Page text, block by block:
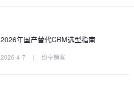
2026年国产替代CRM选型指南
2026-4-7 | 纷享销客